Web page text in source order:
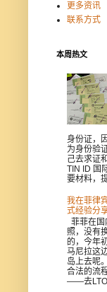
更多资讯
联系方式
本周热文
身份证，
为身份验
己去求证
TIN ID 国
要材料，
我在菲律
式经验分
菲菲在国
照，没有
的，今年
马尼拉这
岛上去呢
合法的流
——去